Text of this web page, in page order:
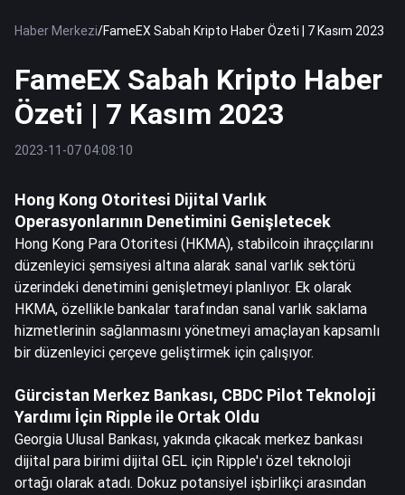
Haber Merkezi/FameEX Sabah Kripto Haber Özeti | 7 Kasım 2023
FameEX Sabah Kripto Haber
Özeti | 7 Kasım 2023
2023-11-07 04:08:10
Hong Kong Otoritesi Dijital Varlık
Operasyonlarının Denetimini Genişletecek
Hong Kong Para Otoritesi (HKMA), stabilcoin ihraççılarını
düzenleyici şemsiyesi altına alarak sanal varlık sektörü
üzerindeki denetimini genişletmeyi planlıyor. Ek olarak
HKMA, özellikle bankalar tarafından sanal varlık saklama
hizmetlerinin sağlanmasını yönetmeyi amaçlayan kapsamlı
bir düzenleyici çerçeve geliştirmek için çalışıyor.
Gürcistan Merkez Bankası, CBDC Pilot Teknoloji
Yardımı İçin Ripple ile Ortak Oldu
Georgia Ulusal Bankası, yakında çıkacak merkez bankası
dijital para birimi dijital GEL için Ripple'ı özel teknoloji
ortağı olarak atadı. Dokuz potansiyel işbirlikçi arasından